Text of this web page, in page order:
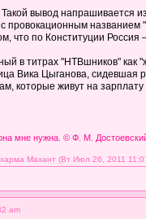
вывод напрашивается
провокационным
что по Конституции
в титрах "НТВшников"
Вика Цыганова, сидевшая
которые живут на зарплату
мне нужна. © Ф. М.
Махант (Вт Июл 26, 2011
am